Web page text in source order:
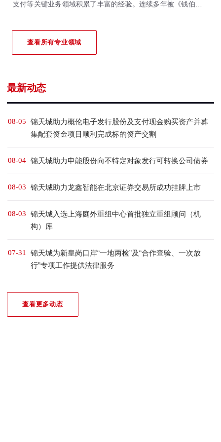
支付等关键业务领域积累了丰富的经验。连续多年被《钱伯斯全
国际权威法律评级机构重点推荐。
查看所有专业领域
最新动态
08-05
锦天城助力概伦电子发行股份及支付现金购买资产并募
集配套资金项目顺利完成标的资产交割
08-04 锦天城助力申能股份向不特定对象发行可转换公司债券
08-03 锦天城助力龙鑫智能在北京证券交易所成功挂牌上市
08-03
锦天城入选上海庭外重组中心首批独立重组顾问（机
构）库
07-31
锦天城为新皇岗口岸“一地两检”及“合作查验、一次放
行”专项工作提供法律服务
查看更多动态